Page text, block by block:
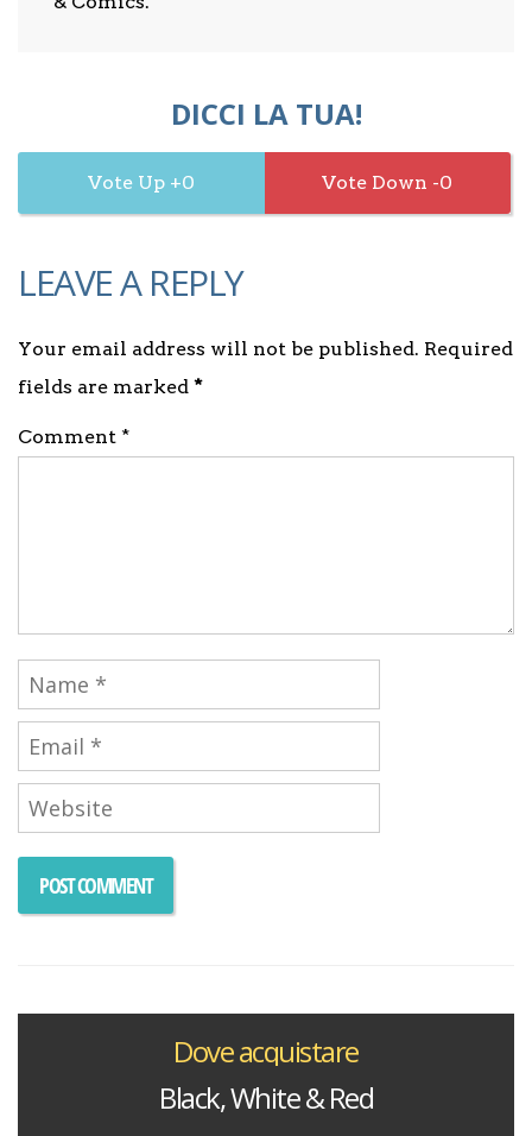
DICCI LA TUA!
0 0
LEAVE A REPLY
Your email address will not be published. Required
fields are marked *
Comment *
Dove acquistare
Black, White & Red